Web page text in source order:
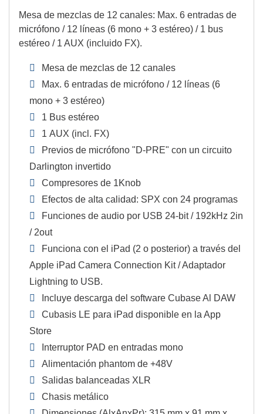
Mesa de mezclas de 12 canales: Max. 6 entradas de
micrófono / 12 líneas (6 mono + 3 estéreo) / 1 bus
estéreo / 1 AUX (incluido FX).
Mesa de mezclas de 12 canales
Max. 6 entradas de micrófono / 12 líneas (6
mono + 3 estéreo)
1 Bus estéreo
1 AUX (incl. FX)
Previos de micrófono "D-PRE" con un circuito
Darlington invertido
Compresores de 1Knob
Efectos de alta calidad: SPX con 24 programas
Funciones de audio por USB 24-bit / 192kHz 2in
/ 2out
Funciona con el iPad (2 o posterior) a través del
Apple iPad Camera Connection Kit / Adaptador
Lightning to USB.
Incluye descarga del software Cubase Al DAW
Cubasis LE para iPad disponible en la App
Store
Interruptor PAD en entradas mono
Alimentación phantom de +48V
Salidas balanceadas XLR
Chasis metálico